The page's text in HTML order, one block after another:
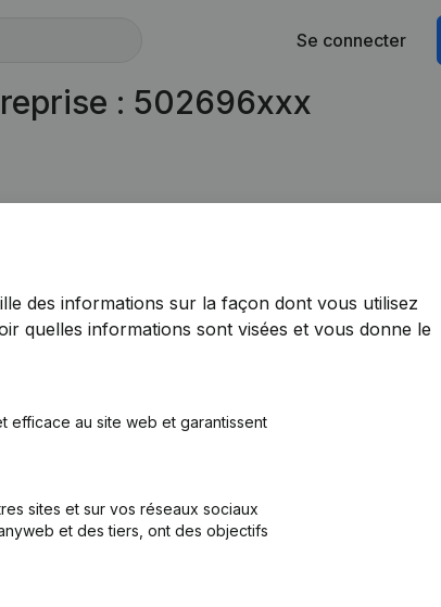
Se connecter
: 502696xxx
des informations sur la façon dont vous utilisez
quelles informations sont visées et vous donne le
efficace au site web et garantissent
sites et sur vos réseaux sociaux
et des tiers, ont des objectifs